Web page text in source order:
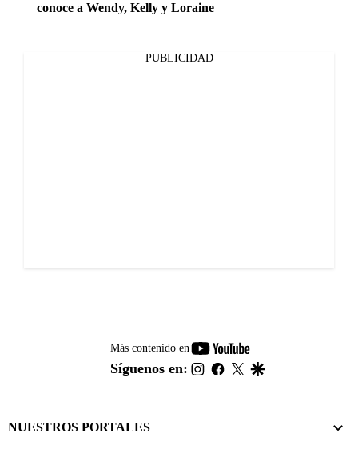
conoce a Wendy, Kelly y Loraine
PUBLICIDAD
Más contenido en
youtube-
footer
Síguenos en: instagram
facebook
twitter
NUESTROS PORTALES